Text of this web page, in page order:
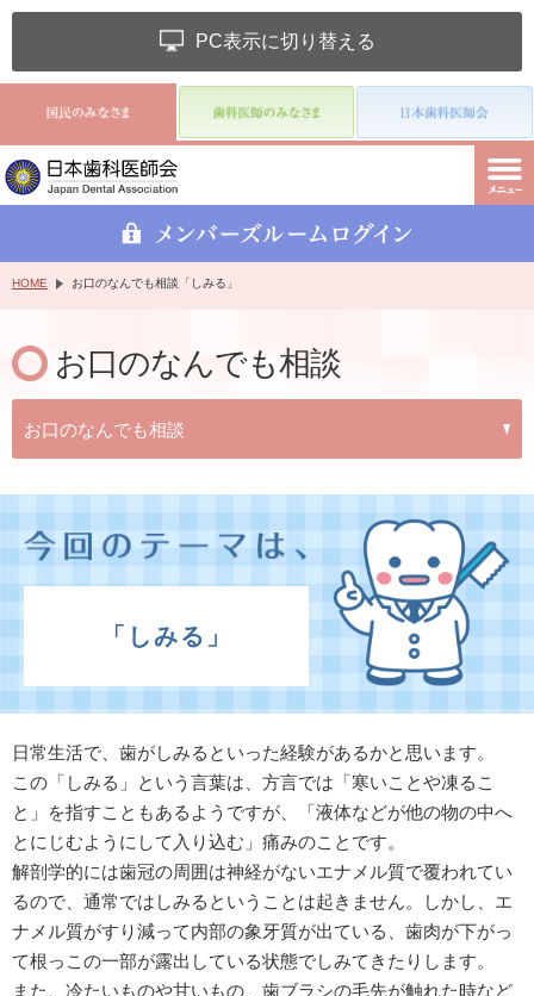
PC表示に切り替える
HOME お口のなんでも相談「しみる」
お口のなんでも相談
お口のなんでも相談
「しみる」
日常生活で、歯がしみるといった経験があるかと思います。
この「しみる」という言葉は、方言では「寒いことや凍るこ
と」を指すこともあるようですが、「液体などが他の物の中へ
とにじむようにして入り込む」痛みのことです。
解剖学的には歯冠の周囲は神経がないエナメル質で覆われてい
るので、通常ではしみるということは起きません。しかし、エ
ナメル質がすり減って内部の象牙質が出ている、歯肉が下がっ
て根っこの一部が露出している状態でしみてきたりします。
また、冷たいものや甘いもの、歯ブラシの毛先が触れた時など